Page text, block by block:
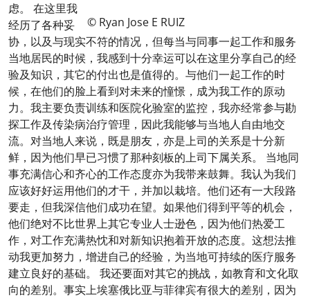
虑。
© Ryan Jose E RUIZ
在这里我
经历了各种妥
协，以及与现实不符的情况，但每当与同事一起工作和服务
当地居民的时候，我感到十分幸运可以在这里分享自己的经
验及知识，其它的付出也是值得的。与他们一起工作的时
候，在他们的脸上看到对未来的憧憬，成为我工作的原动
力。我主要负责训练和医院化验室的监控，我亦经常参与勘
探工作及传染病治疗管理，因此我能够与当地人自由地交
流。对当地人来说，既是朋友，亦是上司的关系是十分新
鲜，因为他们早已习惯了那种刻板的上司下属关系。 当地同
事充满信心和齐心的工作态度亦为我带来鼓舞。我认为我们
应该好好运用他们的才干，并加以栽培。他们还有一大段路
要走，但我深信他们成功在望。如果他们得到平等的机会，
他们绝对不比世界上其它专业人士逊色，因为他们热爱工
作，对工作充满热忱和对新知识抱着开放的态度。这想法推
动我更加努力，增进自己的经验，为当地可持续的医疗服务
建立良好的基础。 我还要面对其它的挑战，如教育和文化取
向的差别。事实上埃塞俄比亚与菲律宾有很大的差别，因为